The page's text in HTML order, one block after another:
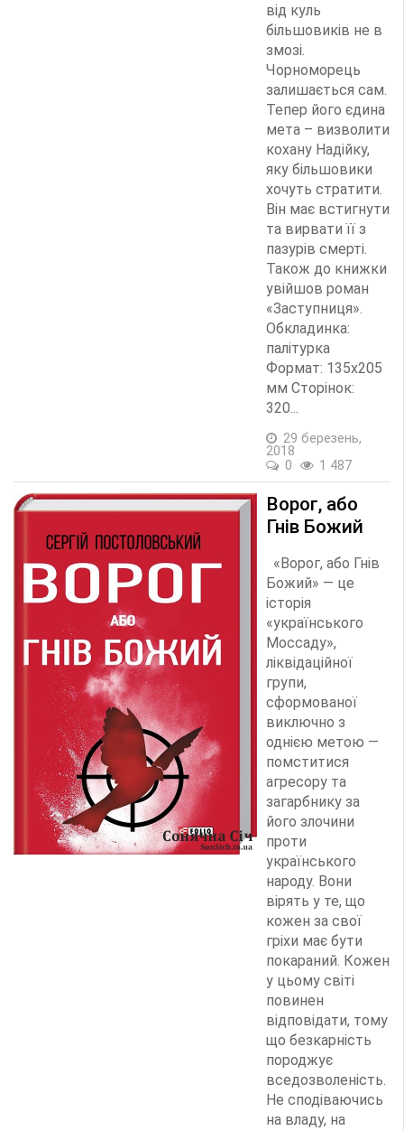
від куль
більшовиків не в
змозі.
Чорноморець
залишається сам.
Тепер його єдина
мета – визволити
кохану Надійку,
яку більшовики
хочуть стратити.
Він має встигнути
та вирвати її з
пазурів смерті.
Також до книжки
увійшов роман
«Заступниця».
Обкладинка:
палітурка
Формат: 135х205
мм Сторінок:
320...
29 березень,
2018
0
1 487
Ворог, або
Гнів Божий
«Ворог, або Гнів
Божий» — це
історія
«українського
Моссаду»,
ліквідаційної
групи,
сформованої
виключно з
однією метою —
помститися
агресору та
загарбнику за
його злочини
проти
українського
народу. Вони
вірять у те, що
кожен за свої
гріхи має бути
покараний. Кожен
у цьому світі
повинен
відповідати, тому
що безкарність
породжує
вседозволеність.
Не сподіваючись
на владу, на